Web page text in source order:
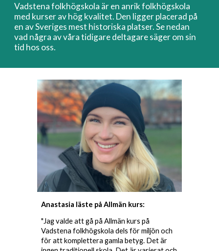
Vadstena folkhögskola är en anrik folkhögskola
med kurser av hög kvalitet. Den ligger placerad på
en av Sveriges mest historiska platser. Se nedan
vad några av våra tidigare deltagare säger om sin
tid hos oss.
Anastasia läste på Allmän kurs:
"Jag valde att gå på Allmän kurs på
Vadstena folkhögskola dels för miljön och
för att komplettera gamla betyg. Det är